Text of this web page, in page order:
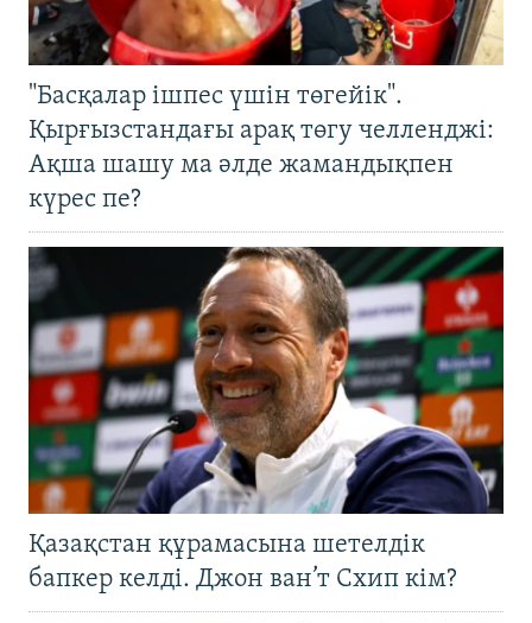
"Басқалар ішпес үшін төгейік".
Қырғызстандағы арақ төгу челленджі:
Ақша шашу ма әлде жамандықпен
күрес пе?
Қазақстан құрамасына шетелдік
бапкер келді. Джон ван’т Схип кім?